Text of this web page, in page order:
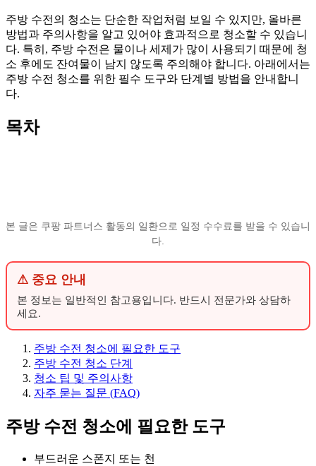
주방 수전의 청소는 단순한 작업처럼 보일 수 있지만, 올바른
방법과 주의사항을 알고 있어야 효과적으로 청소할 수 있습니
다. 특히, 주방 수전은 물이나 세제가 많이 사용되기 때문에 청
소 후에도 잔여물이 남지 않도록 주의해야 합니다. 아래에서는
주방 수전 청소를 위한 필수 도구와 단계별 방법을 안내합니
다.
목차
본 글은 쿠팡 파트너스 활동의 일환으로 일정 수수료를 받을 수 있습니
다.
⚠ 중요 안내
본 정보는 일반적인 참고용입니다. 반드시 전문가와 상담하
세요.
주방 수전 청소에 필요한 도구
주방 수전 청소 단계
청소 팁 및 주의사항
자주 묻는 질문 (FAQ)
주방 수전 청소에 필요한 도구
부드러운 스폰지 또는 천